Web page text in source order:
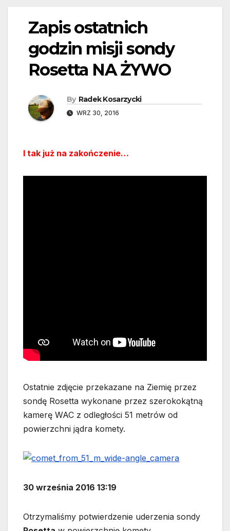
Zapis ostatnich
godzin misji sondy
Rosetta NA ŻYWO
By Radek Kosarzycki
WRZ 30, 2016
I tak już na zakończenie…
Ostatnie zdjęcie przekazane na Ziemię przez
sondę Rosetta wykonane przez szerokokątną
kamerę WAC z odległości 51 metrów od
powierzchni jądra komety.
30 września 2016 13:19
Otrzymaliśmy potwierdzenie uderzenia sondy